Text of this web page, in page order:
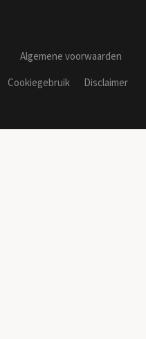
Algemene voorwaarden
Cookiegebruik
Disclaimer